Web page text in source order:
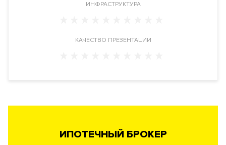
обеспечения жизнедеятельности комплекса. Фильтры
территория. Доступ по индивидуальным картам.
ИНФРАСТРУКТУРА
КАЧЕСТВО ПРЕЗЕНТАЦИИ
ИПОТЕЧНЫЙ БРОКЕР